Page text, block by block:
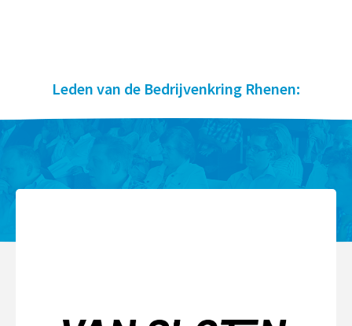
Leden van de Bedrijvenkring Rhenen: